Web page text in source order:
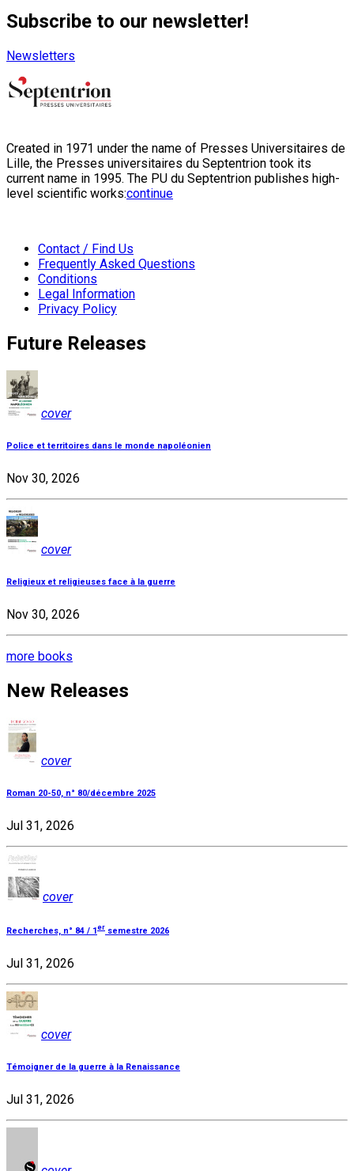
Subscribe to our newsletter!
Newsletters
Created in 1971 under the name of Presses Universitaires de
Lille, the Presses universitaires du Septentrion took its
current name in 1995. The PU du Septentrion publishes high-
level scientific works:continue
Contact / Find Us
Frequently Asked Questions
Conditions
Legal Information
Privacy Policy
Future Releases
cover
Police et territoires dans le monde napoléonien
Nov 30, 2026
cover
Religieux et religieuses face à la guerre
Nov 30, 2026
more books
New Releases
cover
Roman 20-50, n° 80/décembre 2025
Jul 31, 2026
cover
Recherches, n° 84 / 1 er semestre 2026
Jul 31, 2026
cover
Témoigner de la guerre à la Renaissance
Jul 31, 2026